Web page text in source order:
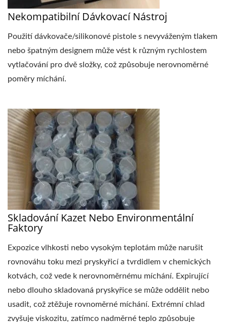
Nekompatibilní Dávkovací Nástroj
Použití dávkovače/silikonové pistole s nevyváženým tlakem
nebo špatným designem může vést k různým rychlostem
vytlačování pro dvě složky, což způsobuje nerovnoměrné
poměry míchání.
Skladování Kazet Nebo Environmentální
Faktory
Expozice vlhkosti nebo vysokým teplotám může narušit
rovnováhu toku mezi pryskyřicí a tvrdidlem v chemických
kotvách, což vede k nerovnoměrnému míchání. Expirující
nebo dlouho skladovaná pryskyřice se může oddělit nebo
usadit, což ztěžuje rovnoměrné míchání. Extrémní chlad
zvyšuje viskozitu, zatímco nadměrné teplo způsobuje